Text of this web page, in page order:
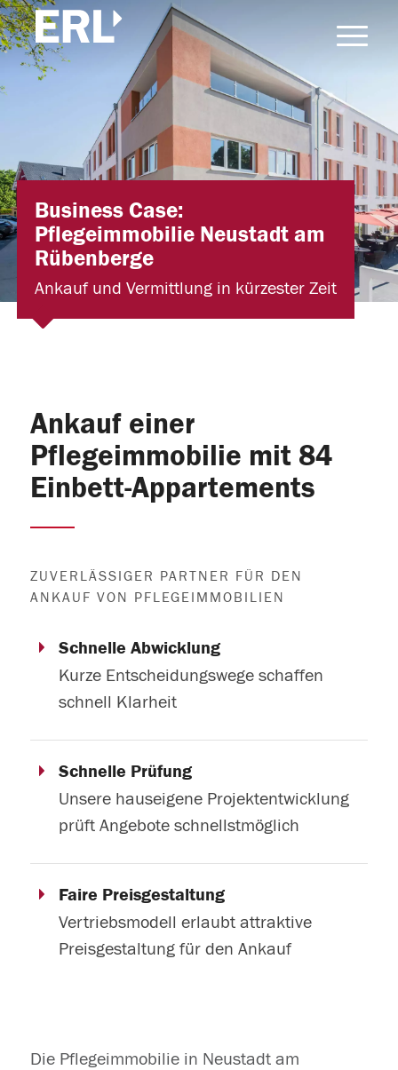
Business Case:
Pflegeimmobilie Neustadt am
Rübenberge
Ankauf und Vermittlung in kürzester Zeit
Ankauf einer
Pflegeimmobilie mit 84
Einbett-Appartements
ZUVERLÄSSIGER PARTNER FÜR DEN
ANKAUF VON PFLEGEIMMOBILIEN
Schnelle Abwicklung
Kurze Entscheidungswege schaffen
schnell Klarheit
Schnelle Prüfung
Unsere hauseigene Projektentwicklung
prüft Angebote schnellstmöglich
Faire Preisgestaltung
Vertriebsmodell erlaubt attraktive
Preisgestaltung für den Ankauf
Die Pflegeimmobilie in Neustadt am